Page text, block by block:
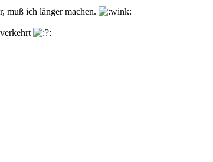
muß ich länger machen.